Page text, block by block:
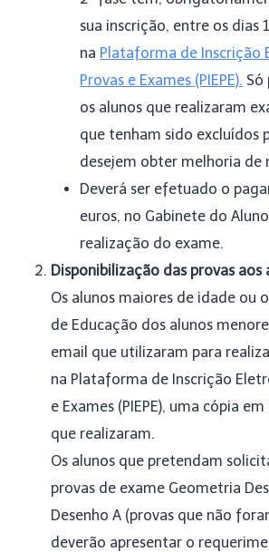
sua inscrição, entre os dias
na Plataforma de Inscrição
Provas e Exames (PIEPE). Só
os alunos que realizaram
que tenham sido excluídos
desejem obter melhoria de
Deverá ser efetuado o
euros, no Gabinete do
realização do exame.
Disponibilização das provas aos
Os alunos maiores de idade ou
de Educação dos alunos
email que utilizaram para
na Plataforma de Inscrição
e Exames (PIEPE), uma cópia
que realizaram.
Os alunos que pretendam
provas de exame Geometria
Desenho A (provas que não
deverão apresentar o